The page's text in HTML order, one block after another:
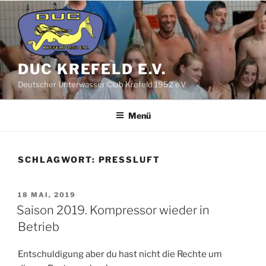
Inhalt
springen
DUC KREFELD E.V.
Deutscher Unterwasser Club Krefeld 1952 e.V.
Menü
SCHLAGWORT: PRESSLUFT
VERÖFFENTLICHT
AM
18 MAI, 2019
Saison 2019. Kompressor wieder in
Betrieb
Entschuldigung aber du hast nicht die Rechte um